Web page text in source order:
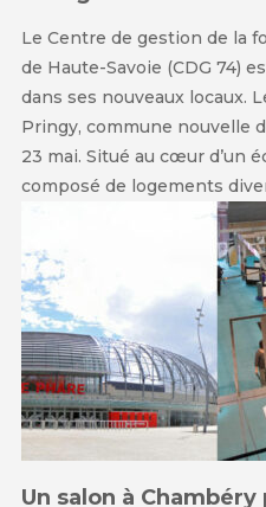
Le Centre de gestion de la
de Haute-Savoie (CDG 74)
dans ses nouveaux locaux.
Pringy, commune nouvelle
23 mai. Situé au cœur d’un
composé de logements
Un salon à